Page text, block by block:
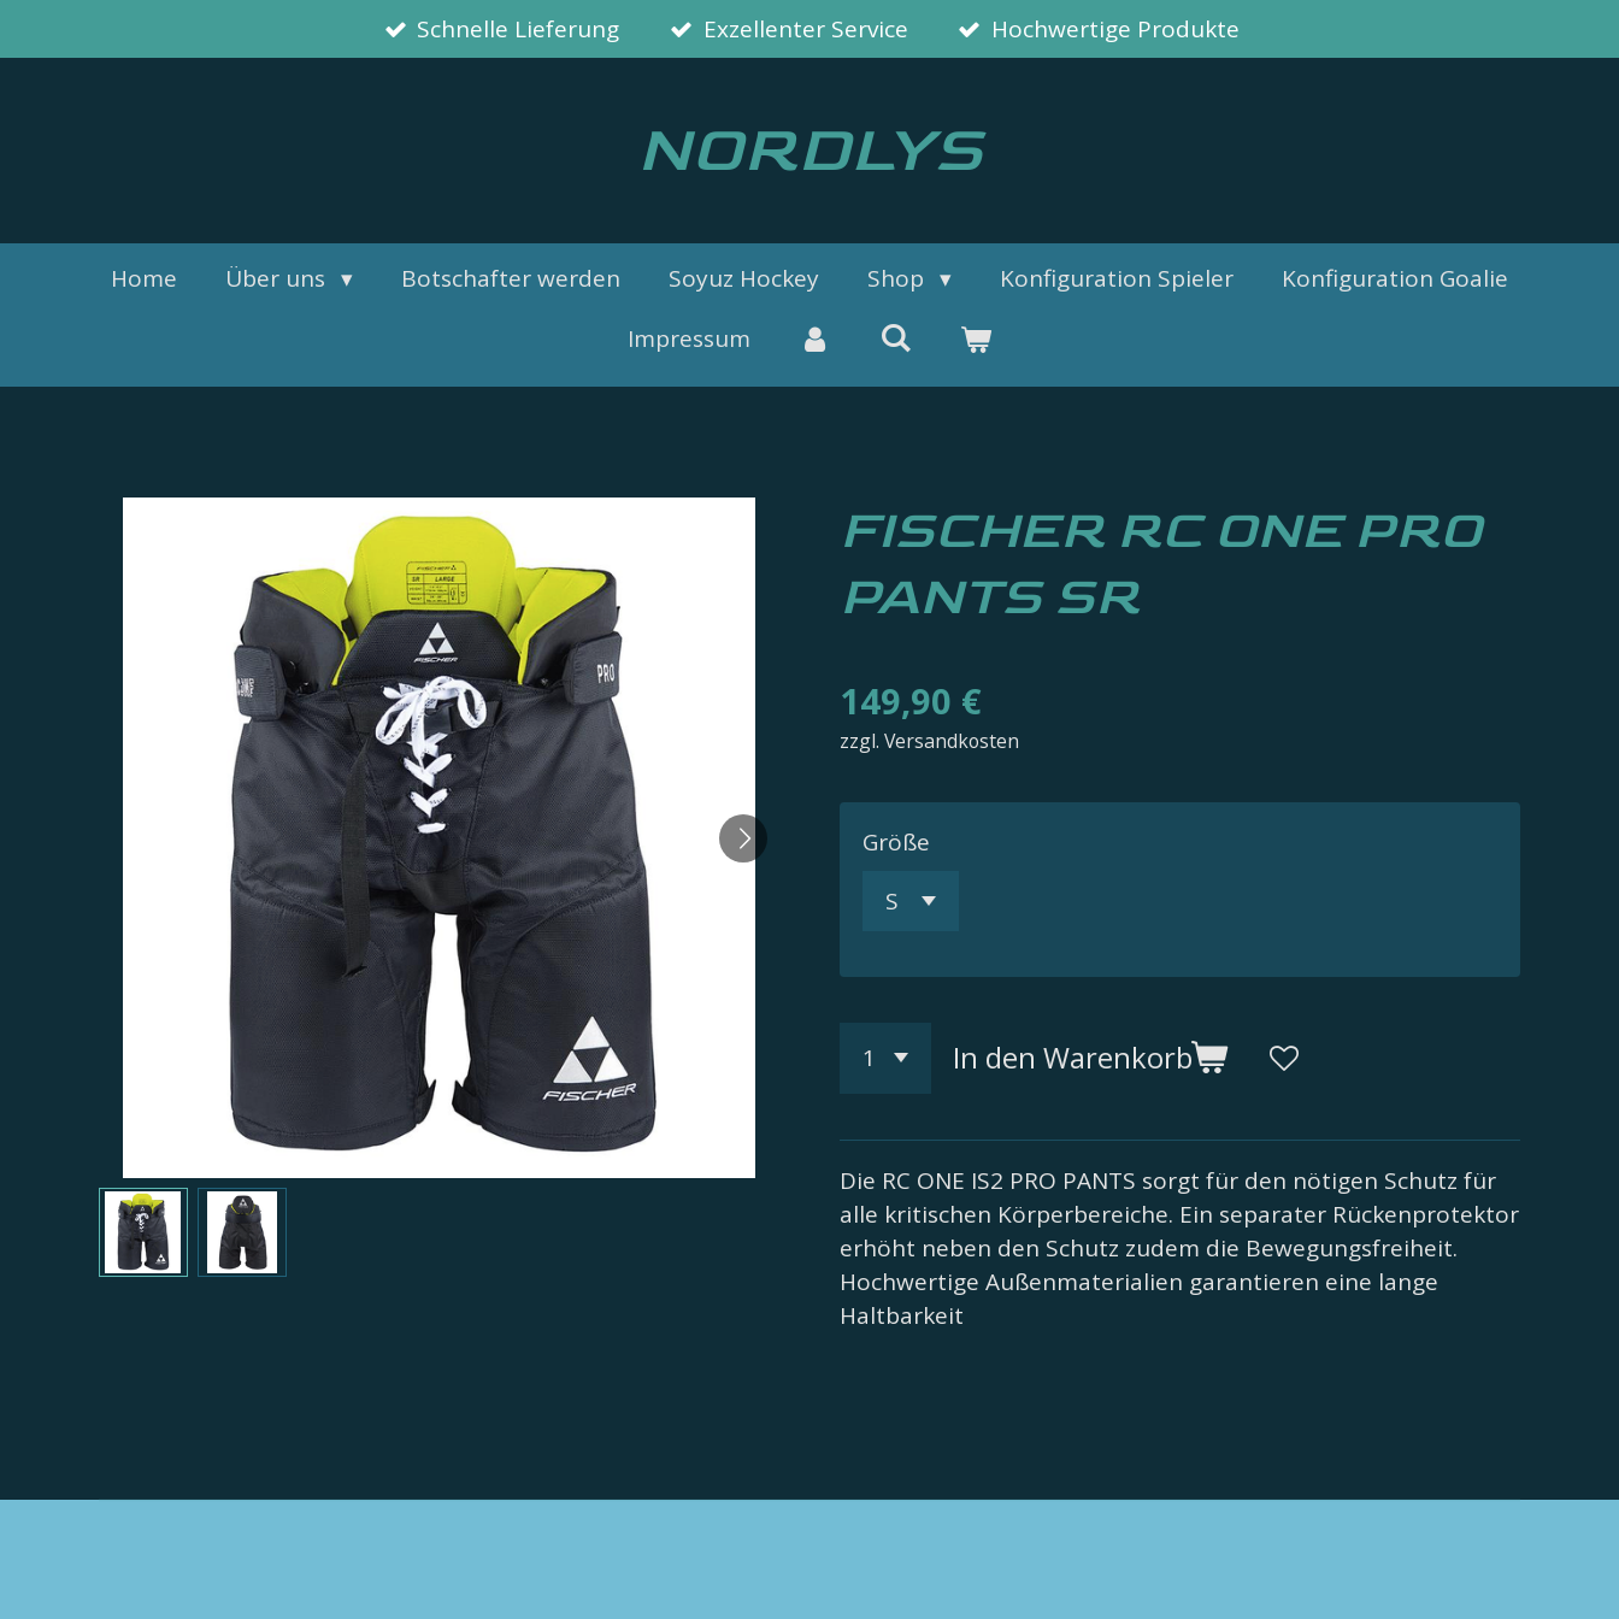
Hauptinhalt
Schnelle Lieferung Exzellenter Service Hochwertige Produkte
NORDLYS
Home Über uns Botschafter werden Soyuz Hockey Shop Konfiguration Spieler
Konfiguration Goalie
Impressum
FISCHER RC ONE PRO
PANTS SR
149,90 €
zzgl. Versandkosten
Größe
In den Warenkorb
Die RC ONE IS2 PRO PANTS sorgt für den nötigen Schutz für
alle kritischen Körperbereiche. Ein separater Rückenprotektor
erhöht neben den Schutz zudem die Bewegungsfreiheit.
Hochwertige Außenmaterialien garantieren eine lange
Haltbarkeit